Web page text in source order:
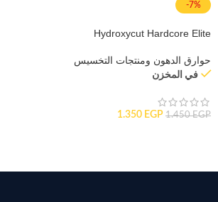
-7%
Hydroxycut Hardcore Elite
حوارق الدهون ومنتجات التخسيس
في المخزن
1.450EGP
1.350 EGP